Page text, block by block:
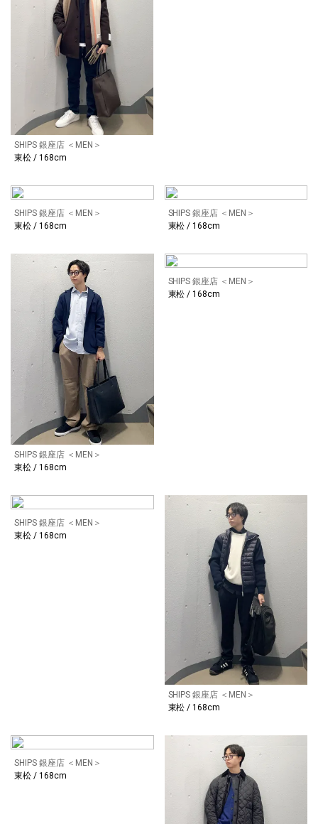
SHIPS 銀座店 ＜MEN＞
東松 / 168cm
SHIPS 銀座店 ＜MEN＞
東松 / 168cm
SHIPS 銀座店 ＜MEN＞
東松 / 168cm
SHIPS 銀座店 ＜MEN＞
東松 / 168cm
SHIPS 銀座店 ＜MEN＞
東松 / 168cm
SHIPS 銀座店 ＜MEN＞
東松 / 168cm
SHIPS 銀座店 ＜MEN＞
東松 / 168cm
SHIPS 銀座店 ＜MEN＞
東松 / 168cm